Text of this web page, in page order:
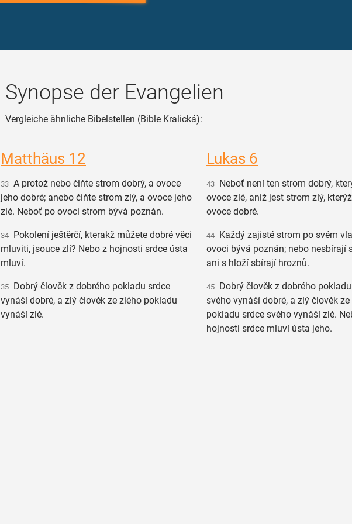
Synopse der Evangelien
Vergleiche ähnliche Bibelstellen (Bible Kralická):
Matthäus 12
33 A protož nebo čiňte strom dobrý, a ovoce
jeho dobré; anebo čiňte strom zlý, a ovoce jeho
zlé. Neboť po ovoci strom bývá poznán.
34 Pokolení ještěrčí, kterakž můžete dobré věci
mluviti, jsouce zlí? Nebo z hojnosti srdce ústa
mluví.
35 Dobrý člověk z dobrého pokladu srdce
vynáší dobré, a zlý člověk ze zlého pokladu
vynáší zlé.
Lukas 6
43 Neboť není ten strom dobrý,
ovoce zlé, aniž jest strom zlý,
ovoce dobré.
44 Každý zajisté strom po svém
ovoci bývá poznán; nebo nesbírají
ani s hloží sbírají hroznů.
45 Dobrý člověk z dobrého
svého vynáší dobré, a zlý člověk
pokladu srdce svého vynáší zlé.
hojnosti srdce mluví ústa jeho.